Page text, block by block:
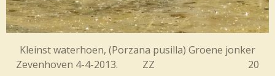
Kleinst waterhoen, (Porzana pusilla) Groene jonker
Zevenhoven 4-4-2013. ZZ 20